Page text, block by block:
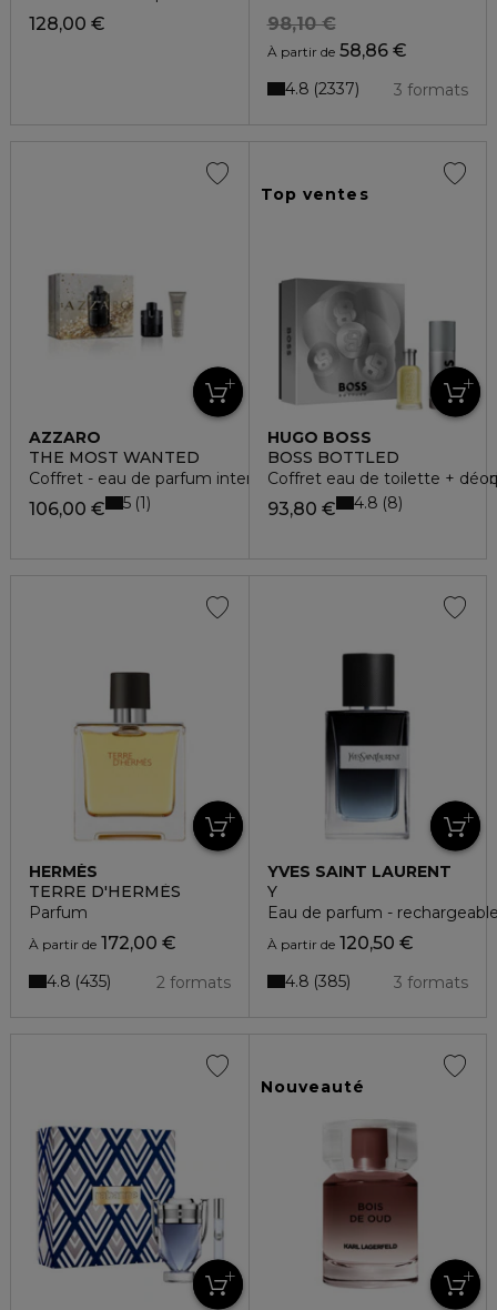
128,00 €
À partir de58,86 €
98,10 €
3 formats
4.8 2337
AZZARO
THE MOST WANTED
Coffret - eau de parfum intense + gel douche cheveux &
106,00 € 5 1
Top ventes
HUGO BOSS
BOSS BOTTLED
Coffret eau de toilette +
93,80 € 4.8 8
HERMÈS
TERRE D'HERMÈS
Parfum
À partir de 172,00 €
2 formats
4.8 435
YVES SAINT LAURENT
Y
Eau de parfum -
À partir de120,50 €
3 formats
4.8 385
Nouveauté